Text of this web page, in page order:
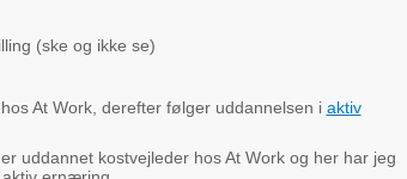
(ske og ikke se)
At Work, derefter følger uddannelsen i aktiv
uddannet kostvejleder hos At Work og her har jeg